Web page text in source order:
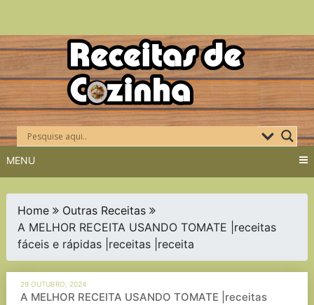
Skip
to
content
MENU
Home
Outras Receitas
A MELHOR RECEITA USANDO TOMATE |receitas
fáceis e rápidas |receitas |receita
29 OUTUBRO, 2024
A MELHOR RECEITA USANDO TOMATE |receitas